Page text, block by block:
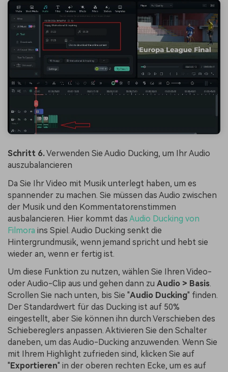
Schritt 6.Verwenden Sie Audio Ducking, um Ihr Audio
auszubalancieren
Da Sie Ihr Video mit Musik unterlegt haben, um es
spannender zu machen. Sie müssen das Audio zwischen
der Musik und den Kommentatorenstimmen
ausbalancieren. Hier kommt das Audio Ducking von
Filmora ins Spiel. Audio Ducking senkt die
Hintergrundmusik, wenn jemand spricht und hebt sie
wieder an, wenn er fertig ist.
Um diese Funktion zu nutzen, wählen Sie Ihren Video-
oder Audio-Clip aus und gehen dann zu Audio > Basis.
Scrollen Sie nach unten, bis Sie "Audio Ducking" finden.
Der Standardwert für das Ducking ist auf 50%
eingestellt, aber Sie können ihn durch Verschieben des
Schiebereglers anpassen. Aktivieren Sie den Schalter
daneben, um das Audio-Ducking anzuwenden. Wenn Sie
mit Ihrem Highlight zufrieden sind, klicken Sie auf
" Exportieren" in der oberen rechten Ecke, um es auf